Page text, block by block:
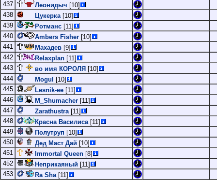
437 Леонидыч [10]
438
Цукерка[10]
439
Ротманс [11]
440
Ambers Fisher [10]
441
Махадев [9]
442
Relaxplan [11]
443
во имя КОРОЛЯ [10]
444
Mogul
[10]
445
Lesnik-ee [11]
446
M_Shumacher [11]
447
Zarathustra[11]
448
Красна Василиса[11]
449
Полутруп [10]
450
Дед Маст Дай [10]
451
Immortal Queen [8]
452
Неприкаяный [11]
453
Ra Sha[11]